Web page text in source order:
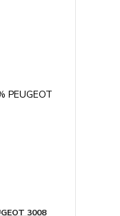
3008